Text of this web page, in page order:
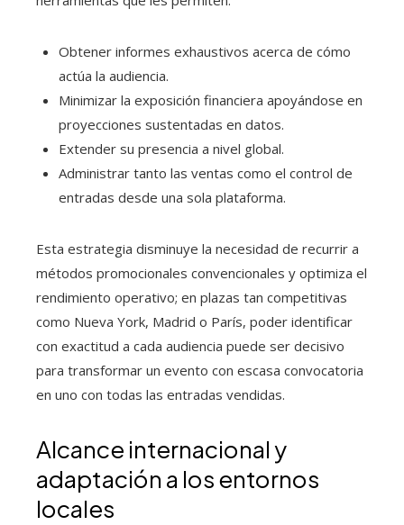
Obtener informes exhaustivos acerca de cómo
actúa la audiencia.
Minimizar la exposición financiera apoyándose en
proyecciones sustentadas en datos.
Extender su presencia a nivel global.
Administrar tanto las ventas como el control de
entradas desde una sola plataforma.
Esta estrategia disminuye la necesidad de recurrir a
métodos promocionales convencionales y optimiza el
rendimiento operativo; en plazas tan competitivas
como Nueva York, Madrid o París, poder identificar
con exactitud a cada audiencia puede ser decisivo
para transformar un evento con escasa convocatoria
en uno con todas las entradas vendidas.
Alcance internacional y
adaptación a los entornos
locales